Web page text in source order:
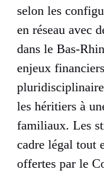
selon les
en réseau avec
dans le Bas-
enjeux
les héritiers à
familiaux. Les
cadre légal tout
offertes par le